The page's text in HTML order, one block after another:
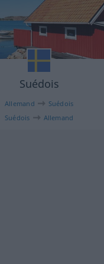
Suédois
Allemand
Suédois
Suédois
Allemand